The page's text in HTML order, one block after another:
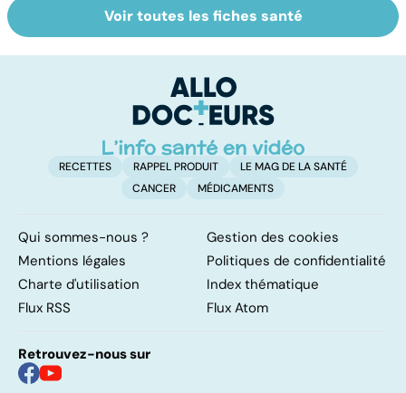
La tuberculose
pulmonaire
Maladies
éruptives :
reconnaître ?
Voir toutes les fiches santé
RECETTES RAPPEL PRODUIT
LE MAG DE LA SANTÉ
CANCER
MÉDICAMENTS
Qui sommes-nous ?
Gestion des cookies
Mentions légales
Politiques de confidentialité
Charte d'utilisation
Index thématique
Flux RSS
Flux Atom
Retrouvez-nous sur